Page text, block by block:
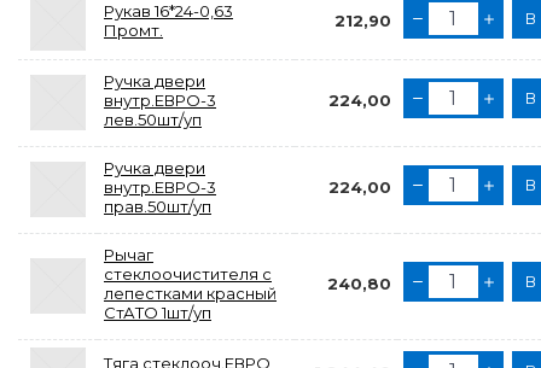
Рукав 16*24-0,63
Промт.
212,90 В
Ручка двери
внутр.ЕВРО-3
лев.50шт/уп
224,00 В
Ручка двери
внутр.ЕВРО-3
прав.50шт/уп
224,00 В
Рычаг
стеклоочистителя с
лепестками красный
СтАТО 1шт/уп
240,80 В
Тяга стеклооч.ЕВРО